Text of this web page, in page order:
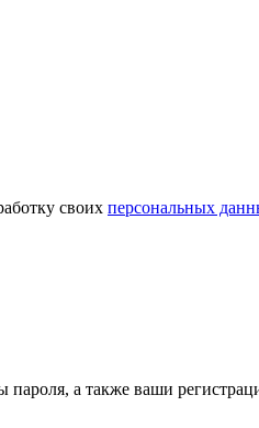
своих персональных
пароля, а также ваши